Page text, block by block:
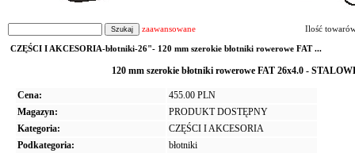
zaawansowane Ilość
CZĘŚCI I AKCESORIA-błotniki-26"- 120 mm szerokie błotniki rowerowe FAT ...
120 mm szerokie błotniki rowerowe FAT 26x4.0 -
Cena:
455.00 PLN
Magazyn:
PRODUKT DOSTĘPNY
Kategoria:
CZĘŚCI I AKCESORIA
Podkategoria:
błotniki